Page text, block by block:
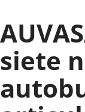
de
siete